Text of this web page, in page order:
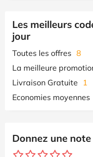
Les meilleurs
jour
Toutes les offres 8
La meilleure
Livraison Gratuite
1
Economies moyennes
Donnez une